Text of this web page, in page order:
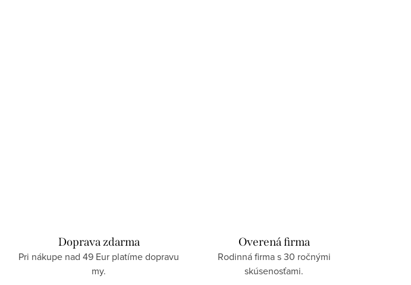
Doprava zdarma
Pri nákupe nad 49 Eur platíme dopravu
my.
Overená firma
Rodinná firma s 30 ročnými
skúsenosťami.